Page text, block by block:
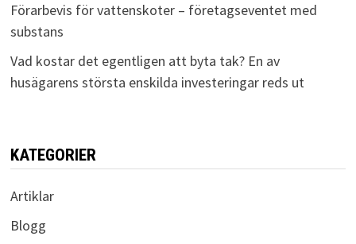
Förarbevis för vattenskoter – företagseventet med
substans
Vad kostar det egentligen att byta tak? En av
husägarens största enskilda investeringar reds ut
KATEGORIER
Artiklar
Blogg